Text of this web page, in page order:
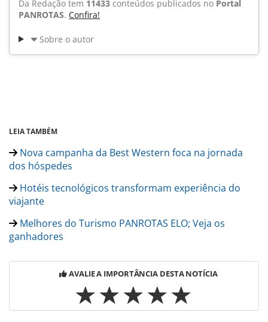
Da Redação tem 11433 conteúdos publicados no Portal
PANROTAS. Confira!
Sobre o autor
LEIA TAMBÉM
Nova campanha da Best Western foca na jornada
dos hóspedes
Hotéis tecnológicos transformam experiência do
viajante
Melhores do Turismo PANROTAS ELO; Veja os
ganhadores
AVALIE A IMPORTÂNCIA DESTA NOTÍCIA